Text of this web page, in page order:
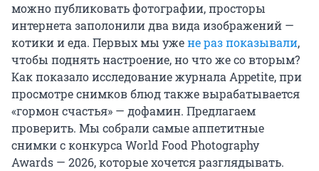
можно публиковать фотографии, просторы
интернета заполонили два вида изображений —
котики и еда. Первых мы ужене раз показывали,
чтобы поднять настроение, но что же со вторым?
Как показало исследование журнала Appetite, при
просмотре снимков блюд также вырабатывается
«гормон счастья» — дофамин. Предлагаем
проверить. Мы собрали самые аппетитные
снимки с конкурса World Food Photography
Awards — 2026, которые хочется разглядывать.